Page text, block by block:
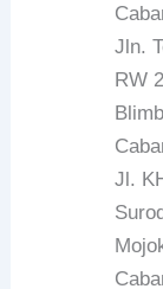
Jln.
RW
Jl.